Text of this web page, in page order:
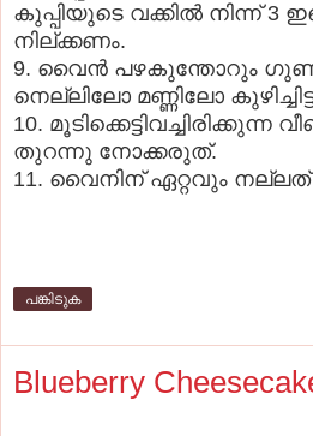
കുപ്പിയുടെ വക്കിൽ നിന്ന് 3
നില്ക്കണം.
9. വൈന്‍ പഴകുന്തോറും
നെല്ലിലോ മണ്ണിലോ
10.
തുറന്നു നോക്കരുത്.
11. വൈനിന് ഏറ്റവും
പങ്കിടുക
Blueberry